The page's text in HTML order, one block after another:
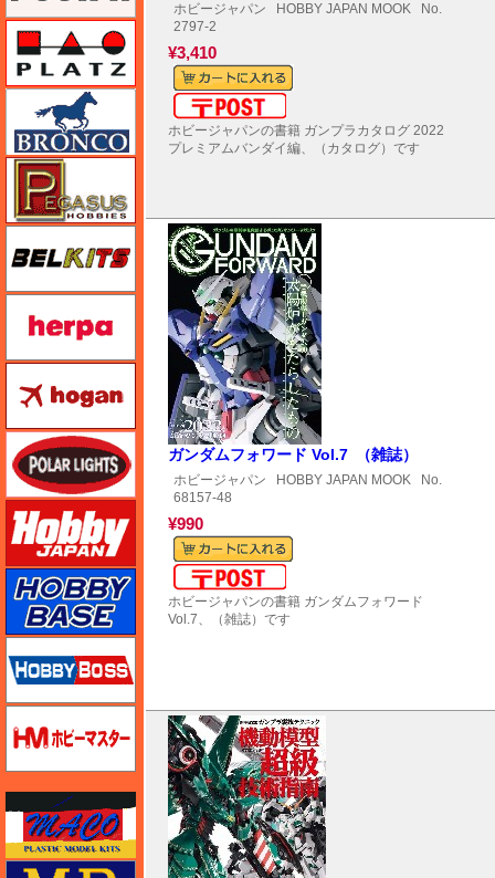
ホビージャパン HOBBY JAPAN MOOK No.
2797-2
¥3,410
ホビージャパンの書籍 ガンプラカタログ 2022
プレミアムバンダイ編、（カタログ）です
ガンダムフォワード Vol.7 （雑誌）
ホビージャパン HOBBY JAPAN MOOK No.
68157-48
¥990
ホビージャパンの書籍 ガンダムフォワード
Vol.7、（雑誌）です
プラッツ
ブロンコモデル（Bronco Models）
BELKITS
ヘルパ（herpa）
ホーガンウイングス
ポーラライツ
ホビーベース
ホビーマスター
マスターボックス